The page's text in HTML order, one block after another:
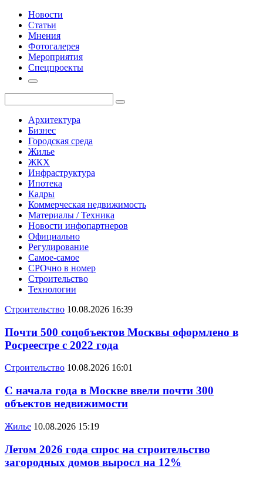
Новости
Статьи
Мнения
Фотогалерея
Мероприятия
Спецпроекты
Архитектура
Бизнес
Городская среда
Жилье
ЖКХ
Инфраструктура
Ипотека
Кадры
Коммерческая недвижимость
Материалы / Техника
Новости инфопартнеров
Официально
Регулирование
Самое-самое
СРОчно в номер
Строительство
Технологии
Строительство 10.08.2026 16:39
Почти 500 соцобъектов Москвы оформлено в
Росреестре с 2022 года
Строительство 10.08.2026 16:01
С начала года в Москве ввели почти 300
объектов недвижимости
Жилье 10.08.2026 15:19
Летом 2026 года спрос на строительство
загородных домов выросл на 12%